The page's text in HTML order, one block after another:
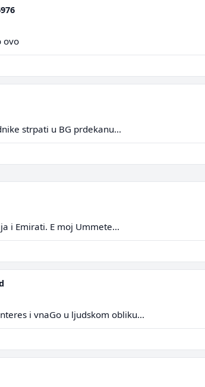
ovo
strpati u BG prdekanu...
i Emirati. E moj Ummete...
i vnaGo u ljudskom obliku...